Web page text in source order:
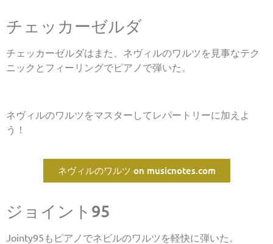
チェッカーゼルダ
チェッカーゼルダはまた、ネヴィルのワルツを見事なテク
ニックとフィーリングでピアノで弾いた。
ネヴィルのワルツをマスターしてレパートリーに加えよ
う！
ネヴィルのワルツ on musicnotes.com
ジョイント95
Jointy95もピアノでネビルのワルツを軽快に弾いた。